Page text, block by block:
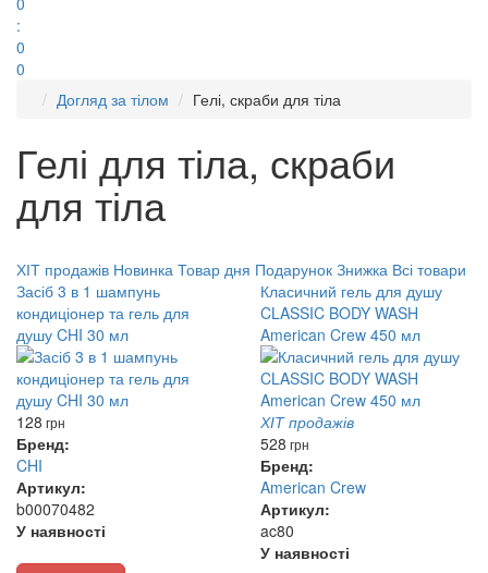
:
0
0
Догляд за тілом
Гелі, скраби для тіла
Гелі для тіла, скраби
для тіла
ХІТ продажів Новинка Товар дня Подарунок Знижка Всі товари
Засіб 3 в 1 шампунь
кондиціонер та гель для
душу CHI 30 мл
128 грн
Бренд:
CHI
Артикул:
b00070482
У наявності
Класичний гель для душу
CLASSIC BODY WASH
American Crew 450 мл
ХІТ продажів
528 грн
Бренд:
American Crew
Артикул:
ac80
У наявності